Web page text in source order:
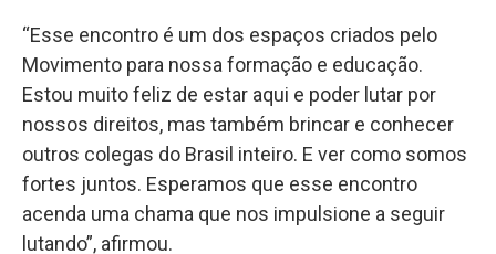
“Esse encontro é um dos espaços criados pelo
Movimento para nossa formação e educação.
Estou muito feliz de estar aqui e poder lutar por
nossos direitos, mas também brincar e conhecer
outros colegas do Brasil inteiro. E ver como somos
fortes juntos. Esperamos que esse encontro
acenda uma chama que nos impulsione a seguir
lutando”, afirmou.